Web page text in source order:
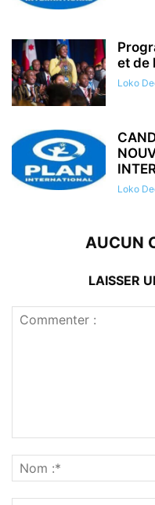
et de
Loko
Loko
AUCUN
LAISSER